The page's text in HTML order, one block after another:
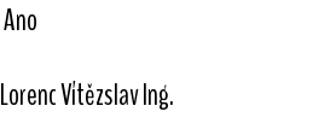
Ano
Lorenc Vítězslav Ing.